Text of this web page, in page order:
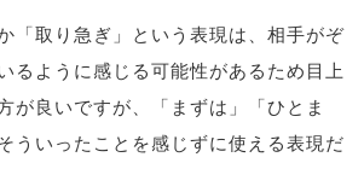
「取り急ぎ」という表現は、相手がぞ
るように感じる可能性があるため目上
が良いですが、「まずは」「ひとま
ういったことを感じずに使える表現だ